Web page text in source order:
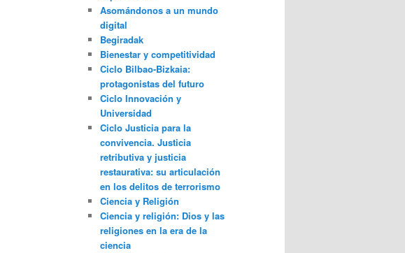
Asomándonos a un mundo
digital
Begiradak
Bienestar y competitividad
Ciclo Bilbao-Bizkaia:
protagonistas del futuro
Ciclo Innovación y
Universidad
Ciclo Justicia para la
convivencia. Justicia
retributiva y justicia
restaurativa: su articulación
en los delitos de terrorismo
Ciencia y Religión
Ciencia y religión: Dios y las
religiones en la era de la
ciencia